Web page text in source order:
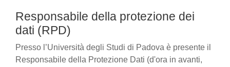
Responsabile della protezione dei
dati (RPD)
Presso l’Università degli Studi di Padova è presente il
Responsabile della Protezione Dati (d'ora in avanti,